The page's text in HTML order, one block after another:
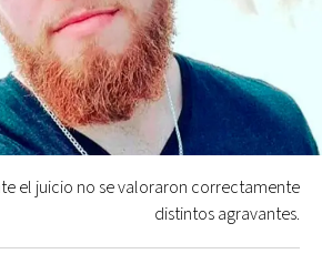
el juicio no se valoraron correctamente
distintos agravantes.